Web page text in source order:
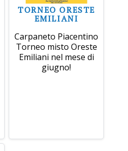
TORNEO ORESTE
EMILIANI
Carpaneto Piacentino
Torneo misto Oreste
Emiliani nel mese di
giugno!